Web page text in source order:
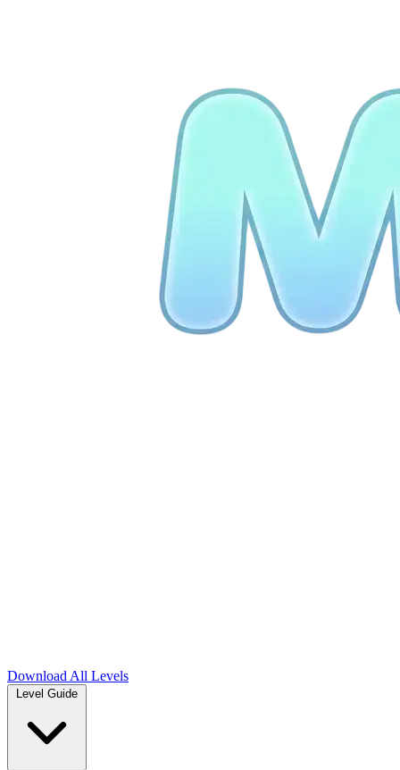
Download All Levels
Level Guide